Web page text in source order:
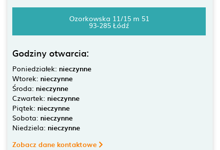
Ozorkowska 11/15 m 51
93-285 Łódź
Godziny otwarcia:
Poniedziałek: nieczynne
Wtorek: nieczynne
Środa: nieczynne
Czwartek: nieczynne
Piątek: nieczynne
Sobota: nieczynne
Niedziela: nieczynne
Zobacz dane kontaktowe